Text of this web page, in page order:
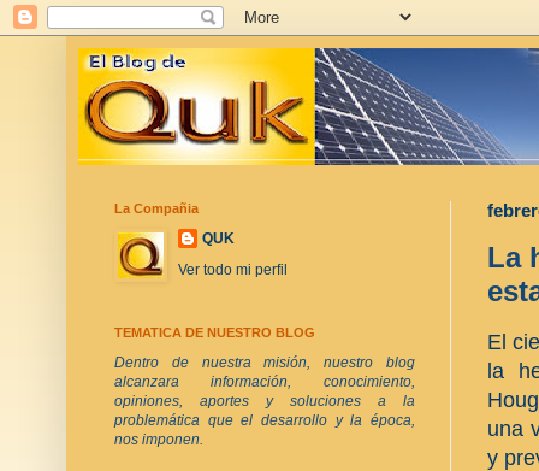
La
El
la
una
y
La Compañia
QUK
Ver todo mi perfil
TEMATICA DE NUESTRO BLOG
Dentro de nuestra misión, nuestro blog
alcanzara información, conocimiento,
opiniones, aportes y soluciones a la
problemática que el desarrollo y la época,
nos imponen.